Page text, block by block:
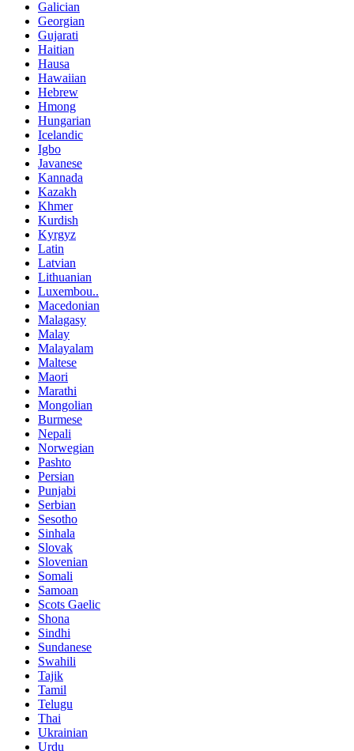
Galician
Georgian
Gujarati
Haitian
Hausa
Hawaiian
Hebrew
Hmong
Hungarian
Icelandic
Igbo
Javanese
Kannada
Kazakh
Khmer
Kurdish
Kyrgyz
Latin
Latvian
Lithuanian
Luxembou..
Macedonian
Malagasy
Malay
Malayalam
Maltese
Maori
Marathi
Mongolian
Burmese
Nepali
Norwegian
Pashto
Persian
Punjabi
Serbian
Sesotho
Sinhala
Slovak
Slovenian
Somali
Samoan
Scots Gaelic
Shona
Sindhi
Sundanese
Swahili
Tajik
Tamil
Telugu
Thai
Ukrainian
Urdu